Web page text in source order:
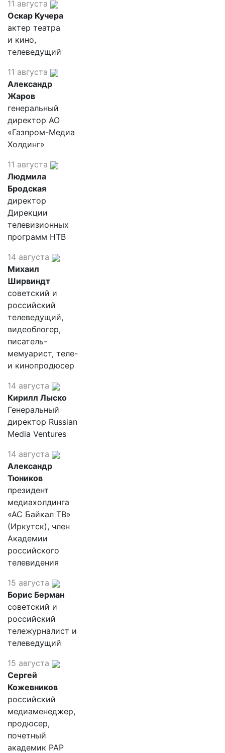
11 августа
Оскар Кучера
актер театра
и кино,
телеведущий
11 августа
Александр
Жаров
генеральный
директор АО
«Газпром-Медиа
Холдинг»
11 августа
Людмила
Бродская
директор
Дирекции
телевизионных
программ НТВ
14 августа
Михаил
Ширвиндт
советский и
российский
телеведущий,
видеоблогер,
писатель-
мемуарист, теле-
и кинопродюсер
14 августа
Кирилл Лыско
Генеральный
директор Russian
Media Ventures
14 августа
Александр
Тюников
президент
медиахолдинга
«АС Байкал ТВ»
(Иркутск), член
Академии
российского
телевидения
15 августа
Борис Берман
советский и
российский
тележурналист и
телеведущий
15 августа
Сергей
Кожевников
российский
медиаменеджер,
продюсер,
почетный
академик РАР